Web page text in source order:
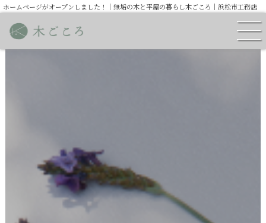
ホームページがオープンしました！｜無垢の木と平屋の暮らし木ごころ｜浜松市工務店